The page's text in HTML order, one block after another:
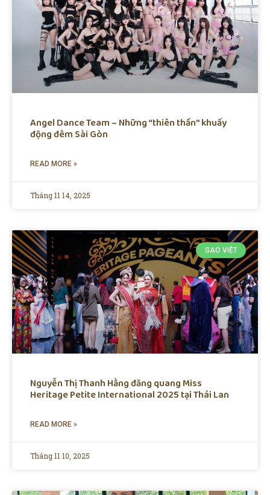
Angel Dance Team – Những “thiên thần” khuấy
động đêm Sài Gòn
READ MORE »
Tháng 11 14, 2025
SAO VIỆT
Nguyễn Thị Thanh Hằng đăng quang Miss
Heritage Petite International 2025 tại Thái Lan
READ MORE »
Tháng 11 10, 2025